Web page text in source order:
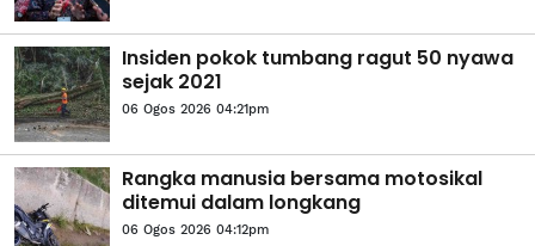
Insiden pokok tumbang ragut 50 nyawa
sejak 2021
06 Ogos 2026 04:21pm
Rangka manusia bersama motosikal
ditemui dalam longkang
06 Ogos 2026 04:12pm